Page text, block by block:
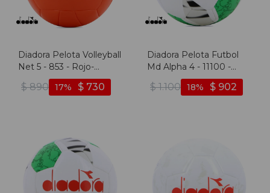
Diadora Pelota Volleyball
Net 5 - 853 - Rojo-
amarillo
$ 890 $ 730
17
Diadora Pelota Futbol
Md Alpha 4 - 11100 -
Blanco-verde
$ 1.100 $ 902
18